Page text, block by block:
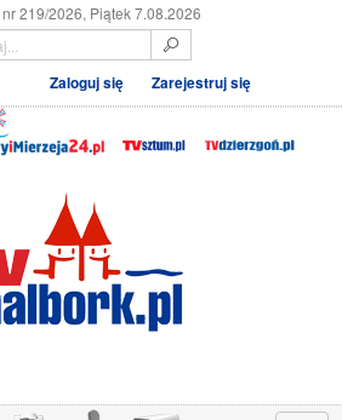
219/2026, Piątek 7.08.2026
Zaloguj się Zarejestruj się